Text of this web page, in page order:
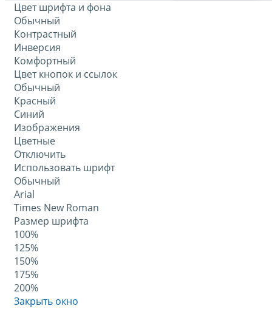
Цвет шрифта и фона
Обычный
Контрастный
Инверсия
Комфортный
Цвет кнопок и ссылок
Обычный
Красный
Синий
Изображения
Цветные
Отключить
Использовать шрифт
Обычный
Arial
Times New Roman
Размер шрифта
100%
125%
150%
175%
200%
Закрыть окно